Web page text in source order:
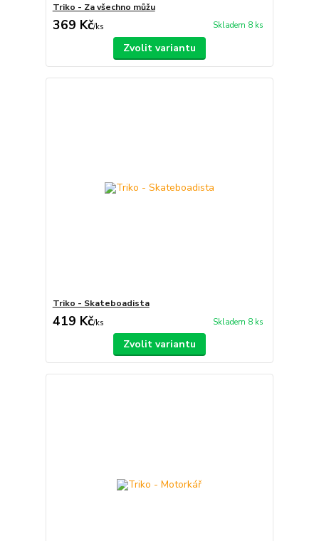
Triko - Za všechno můžu
369 Kč/ks Skladem 8 ks
Zvolit variantu
Triko - Skateboadista
419 Kč/ks Skladem 8 ks
Zvolit variantu